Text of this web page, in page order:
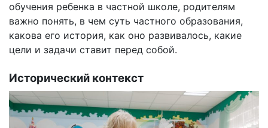
обучения ребенка в частной школе, родителям
важно понять, в чем суть частного образования,
какова его история, как оно развивалось, какие
цели и задачи ставит перед собой.
Исторический контекст